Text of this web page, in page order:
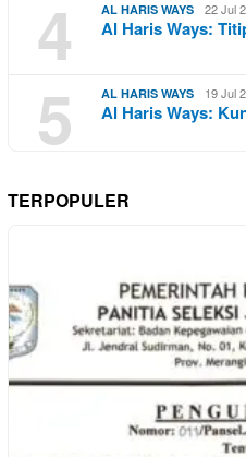
4 AL HARIS WAYS 22 Jul
Al Haris Ways:
5 AL HARIS WAYS 19 Jul
Al Haris Ways:
TERPOPULER